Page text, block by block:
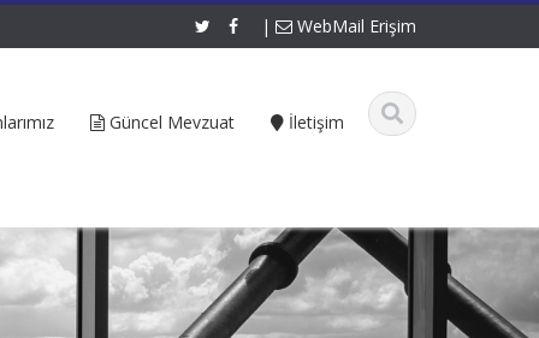
| WebMail Erişim
Güncel Mevzuat İletişim